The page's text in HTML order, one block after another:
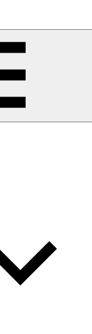
Menü